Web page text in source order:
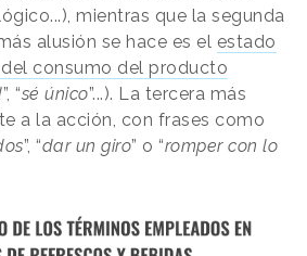
mientras que la segunda
alusión se hace es el estado
consumo del producto
”, “sé único”...). La tercera más
a la acción, con frases como
”, “dar un giro” o “romper con lo